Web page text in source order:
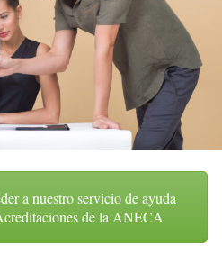
a nuestro servicio de ayuda
de la ANECA